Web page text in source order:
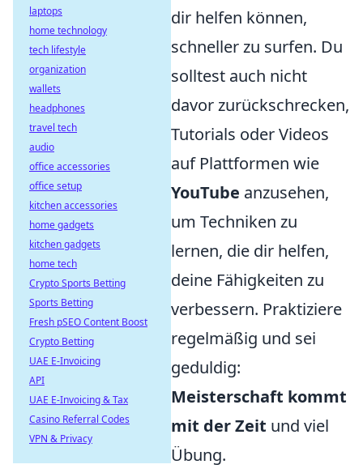
dir helfen können,
schneller zu surfen. Du
solltest auch nicht
davor zurückschrecken,
Tutorials oder Videos
auf Plattformen wie
YouTube anzusehen,
um Techniken zu
lernen, die dir helfen,
deine Fähigkeiten zu
verbessern. Praktiziere
regelmäßig und sei
geduldig:
Meisterschaft kommt
mit der Zeit und viel
Übung.
laptops
home technology
tech lifestyle
organization
wallets
headphones
travel tech
audio
office accessories
office setup
kitchen accessories
home gadgets
kitchen gadgets
home tech
Crypto Sports Betting
Sports Betting
Fresh pSEO Content Boost
Crypto Betting
UAE E-Invoicing
API
UAE E-Invoicing & Tax
Casino Referral Codes
VPN & Privacy